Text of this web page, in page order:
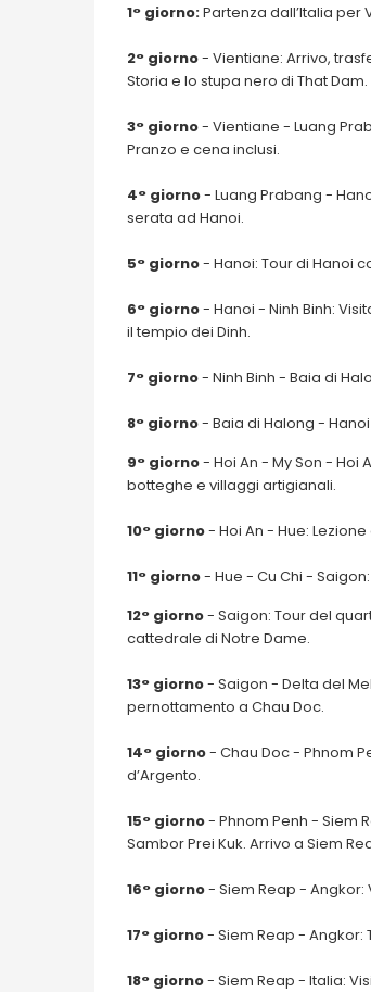
1° giorno:Partenza dall’Italia
2° giorno- Vientiane: Arrivo,
Storia e lo stupa nero di That
3° giorno- Vientiane - Luang
Pranzo e cena inclusi.
4° giorno- Luang Prabang -
serata ad Hanoi.
5° giorno- Hanoi: Tour di Hanoi
6° giorno- Hanoi - Ninh Binh:
il tempio dei Dinh.
7° giorno- Ninh Binh - Baia di
8° giorno- Baia di Halong -
9° giorno- Hoi An - My Son - Hoi
botteghe e villaggi artigianali.
10° giorno- Hoi An - Hue:
11° giorno- Hue - Cu Chi -
12° giorno- Saigon: Tour del
cattedrale di Notre Dame.
13° giorno- Saigon - Delta del
pernottamento a Chau Doc.
14° giorno- Chau Doc - Phnom
d’Argento.
15° giorno- Phnom Penh - Siem
Sambor Prei Kuk. Arrivo a Siem
16° giorno- Siem Reap - Angkor:
17° giorno- Siem Reap - Angkor:
18° giorno- Siem Reap - Italia: